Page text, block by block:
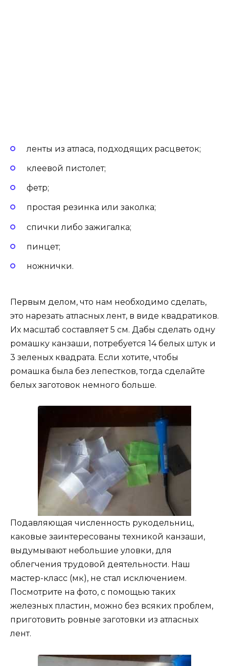
ленты из атласа, подходящих расцветок;
клеевой пистолет;
фетр;
простая резинка или заколка;
спички либо зажигалка;
пинцет;
ножнички.
Первым делом, что нам необходимо сделать,
это нарезать атласных лент, в виде квадратиков.
Их масштаб составляет 5 см. Дабы сделать одну
ромашку канзаши, потребуется 14 белых штук и
3 зеленых квадрата. Если хотите, чтобы
ромашка была без лепестков, тогда сделайте
белых заготовок немного больше.
Подавляющая численность рукодельниц,
каковые заинтересованы техникой канзаши,
выдумывают небольшие уловки, для
облегчения трудовой деятельности. Наш
мастер-класс (мк), не стал исключением.
Посмотрите на фото, с помощью таких
железных пластин, можно без всяких проблем,
приготовить ровные заготовки из атласных
лент.